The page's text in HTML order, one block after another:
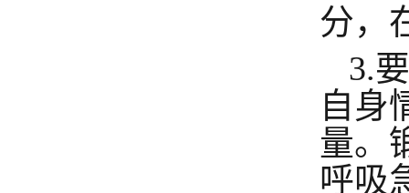
分，
3.
自身
量。
呼吸